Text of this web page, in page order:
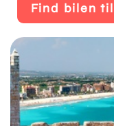
Find bilen